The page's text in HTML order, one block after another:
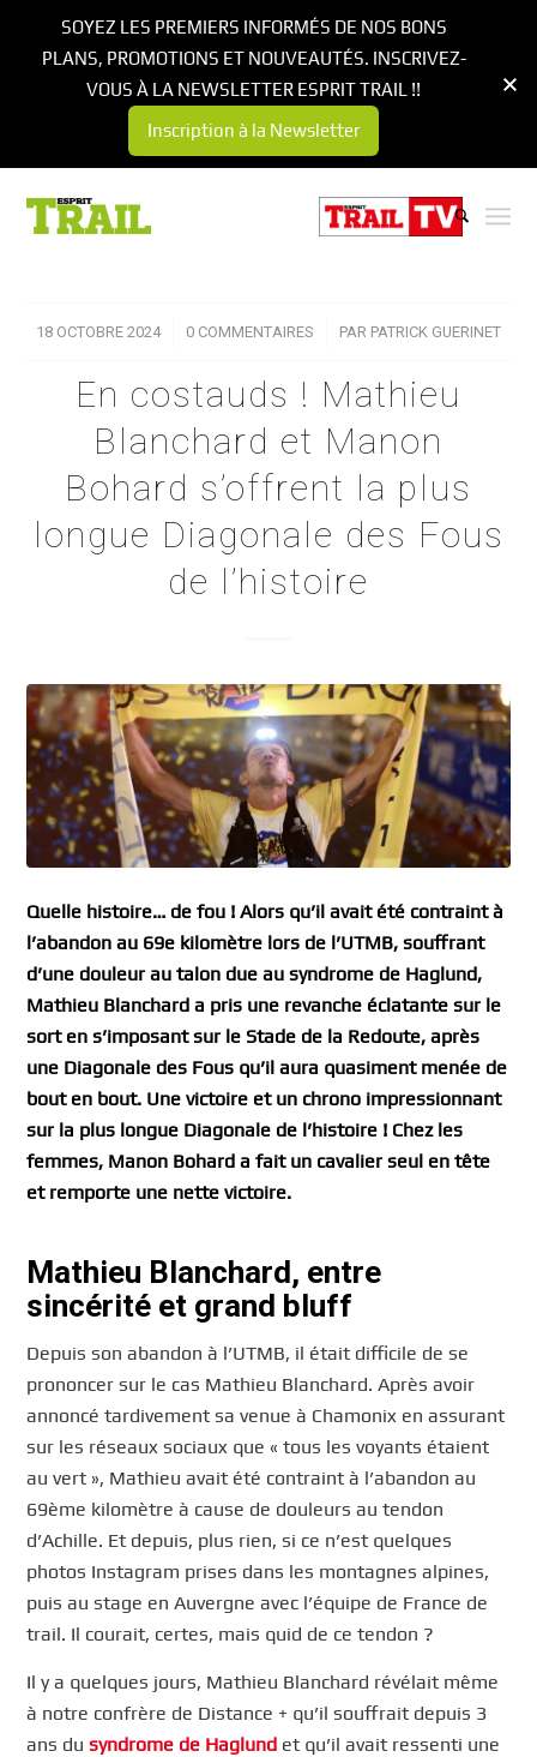
18 OCTOBRE 2024
/ 0 COMMENTAIRES
/ PAR PATRICK GUERINET
En costauds ! Mathieu
Blanchard et Manon
Bohard s’offrent la plus
longue Diagonale des Fous
de l’histoire
Quelle histoire… de fou ! Alors qu’il avait été contraint à
l’abandon au 69e kilomètre lors de l’UTMB, souffrant
d’une douleur au talon due au syndrome de Haglund,
Mathieu Blanchard a pris une revanche éclatante sur le
sort en s’imposant sur le Stade de la Redoute, après
une Diagonale des Fous qu’il aura quasiment menée de
bout en bout. Une victoire et un chrono impressionnant
sur la plus longue Diagonale de l’histoire ! Chez les
femmes, Manon Bohard a fait un cavalier seul en tête
et remporte une nette victoire.
Mathieu Blanchard, entre
sincérité et grand bluff
Depuis son abandon à l’UTMB, il était difficile de se
prononcer sur le cas Mathieu Blanchard. Après avoir
annoncé tardivement sa venue à Chamonix en assurant
sur les réseaux sociaux que « tous les voyants étaient
au vert », Mathieu avait été contraint à l’abandon au
69ème kilomètre à cause de douleurs au tendon
d’Achille. Et depuis, plus rien, si ce n’est quelques
photos Instagram prises dans les montagnes alpines,
puis au stage en Auvergne avec l’équipe de France de
trail. Il courait, certes, mais quid de ce tendon ?
Il y a quelques jours, Mathieu Blanchard révélait même
à notre confrère de Distance + qu’il souffrait depuis 3
ans du syndrome de Haglund et qu’il avait ressenti une
SOYEZ LES PREMIERS INFORMÉS DE NOS BONS
PLANS, PROMOTIONS ET NOUVEAUTÉS. INSCRIVEZ-
VOUS À LA NEWSLETTER ESPRIT TRAIL !!
Inscription à la Newsletter